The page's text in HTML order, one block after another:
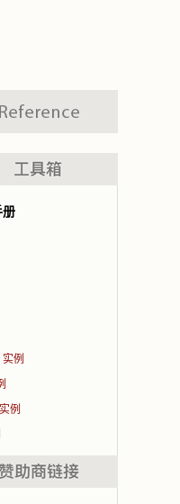
册
实例
例